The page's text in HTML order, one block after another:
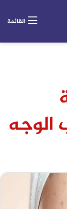
القائمة